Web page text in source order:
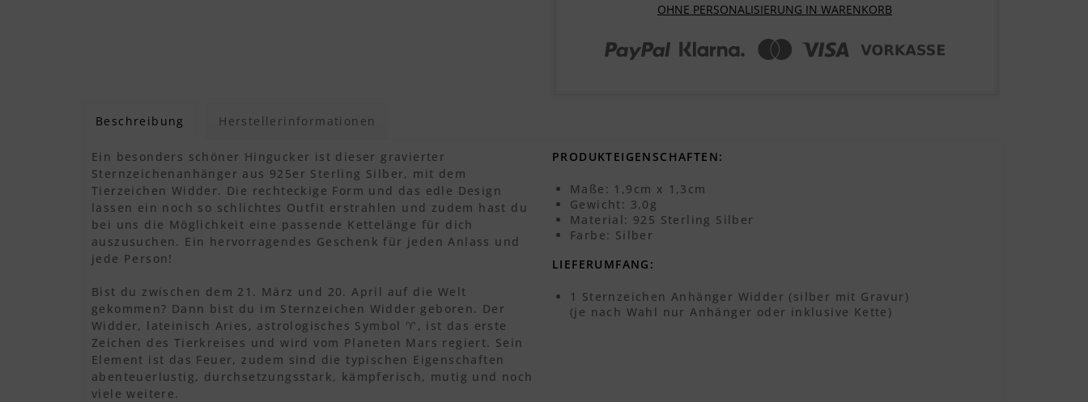
OHNE PERSONALISIERUNG IN WARENKORB
Beschreibung Herstellerinformationen
Ein besonders schöner Hingucker ist dieser gravierter
Sternzeichenanhänger aus 925er Sterling Silber, mit dem
Tierzeichen Widder. Die rechteckige Form und das edle Design
lassen ein noch so schlichtes Outfit erstrahlen und zudem hast du
bei uns die Möglichkeit eine passende Kettelänge für dich
auszusuchen. Ein hervorragendes Geschenk für jeden Anlass und
jede Person!
Bist du zwischen dem 21. März und 20. April auf die Welt
gekommen? Dann bist du im Sternzeichen Widder geboren. Der
Widder, lateinisch Aries, astrologisches Symbol ♈, ist das erste
Zeichen des Tierkreises und wird vom Planeten Mars regiert. Sein
Element ist das Feuer, zudem sind die typischen Eigenschaften
abenteuerlustig, durchsetzungsstark, kämpferisch, mutig und noch
viele weitere.
PRODUKTEIGENSCHAFTEN:
Maße: 1,9cm x 1,3cm
Gewicht: 3,0g
Material: 925 Sterling Silber
Farbe: Silber
LIEFERUMFANG:
1 Sternzeichen Anhänger Widder (silber mit Gravur)
(je nach Wahl nur Anhänger oder inklusive Kette)